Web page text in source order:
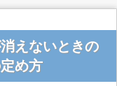
えないときの
め方